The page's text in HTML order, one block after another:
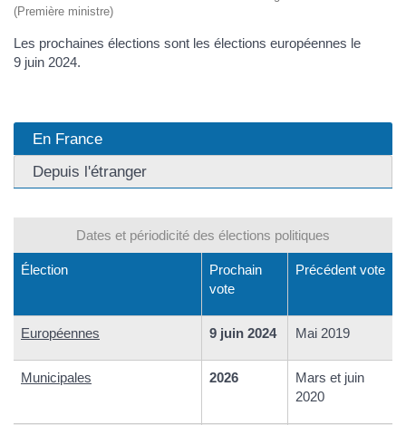
(Première ministre)
Les prochaines élections sont les élections européennes le
9 juin 2024.
En France
Depuis l'étranger
Dates et périodicité des élections politiques
Élection
Prochain
vote
Précédent vote
Européennes 9 juin 2024 Mai 2019
Municipales 2026
Mars et juin
2020